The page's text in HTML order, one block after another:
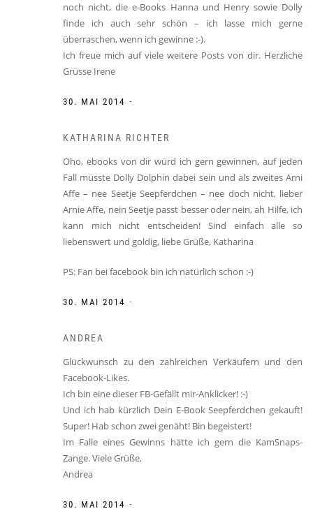
noch nicht, die e-Books Hanna und Henry sowie Dolly
finde ich auch sehr schön – ich lasse mich gerne
überraschen, wenn ich gewinne :-).
Ich freue mich auf viele weitere Posts von dir. Herzliche
Grüsse Irene
30. MAI 2014 -
KATHARINA RICHTER
Oho, ebooks von dir würd ich gern gewinnen, auf jeden
Fall müsste Dolly Dolphin dabei sein und als zweites Arni
Affe – nee Seetje Seepferdchen – nee doch nicht, lieber
Arnie Affe, nein Seetje passt besser oder nein, ah Hilfe, ich
kann mich nicht entscheiden! Sind einfach alle so
liebenswert und goldig, liebe Grüße, Katharina
PS: Fan bei facebook bin ich natürlich schon :-)
30. MAI 2014 -
ANDREA
Glückwunsch zu den zahlreichen Verkäufern und den
Facebook-Likes.
Ich bin eine dieser FB-Gefällt mir-Anklicker! :-)
Und ich hab kürzlich Dein E-Book Seepferdchen gekauft!
Super! Hab schon zwei genäht! Bin begeistert!
Im Falle eines Gewinns hätte ich gern die KamSnaps-
Zange. Viele Grüße,
Andrea
30. MAI 2014 -